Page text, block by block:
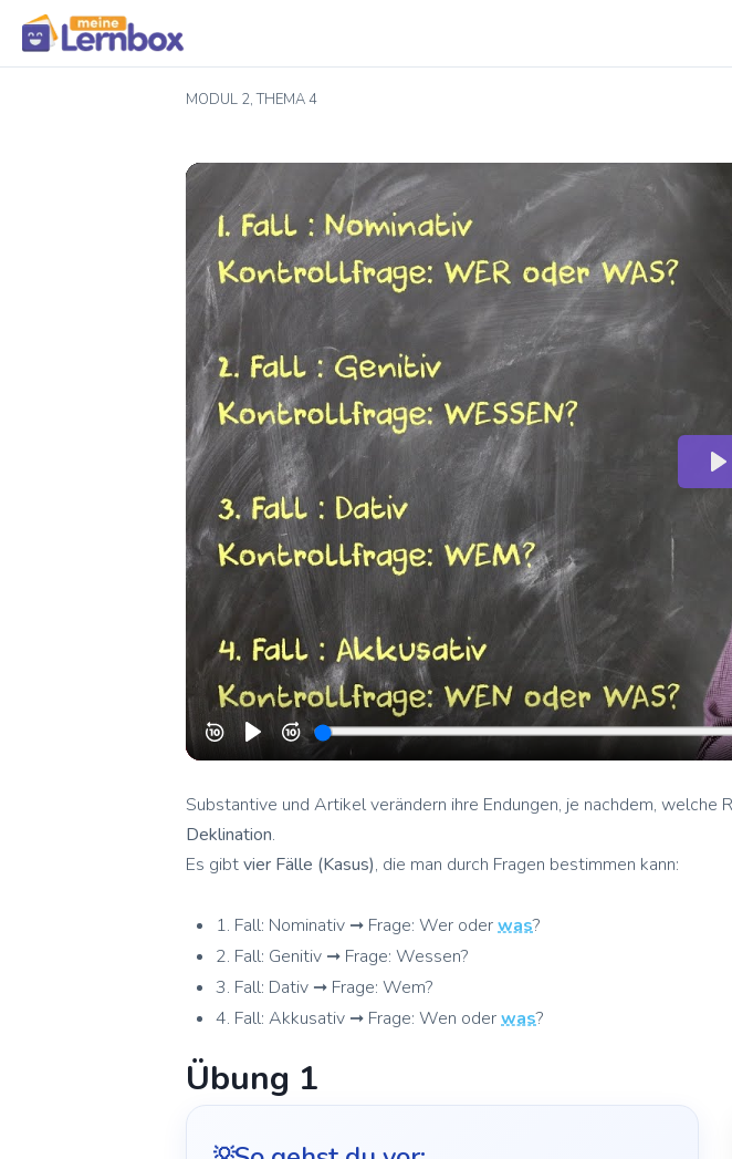
MODUL 2, THEMA 4
Substantive und Artikel verändern ihre Endungen, je nachdem, welche
Deklination.
Es gibtvier Fälle (Kasus), die man durch Fragen bestimmen kann:
1. Fall: Nominativ ➞ Frage: Wer oderwas?
2. Fall: Genitiv ➞ Frage: Wessen?
3. Fall: Dativ ➞ Frage: Wem?
4. Fall: Akkusativ ➞ Frage: Wen oderwas?
Übung 1